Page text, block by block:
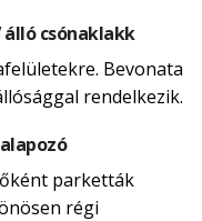
csónaklakk
Bevonata
rendelkezik.
parketták
régi